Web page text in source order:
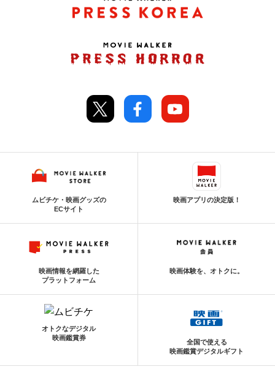
ムビチケ・映画グッズの
ECサイト
映画アプリの決定版！
映画情報を網羅した
プラットフォーム
映画体験を、オトクに。
オトクなデジタル
映画鑑賞券
全国で使える
映画鑑賞デジタルギフト